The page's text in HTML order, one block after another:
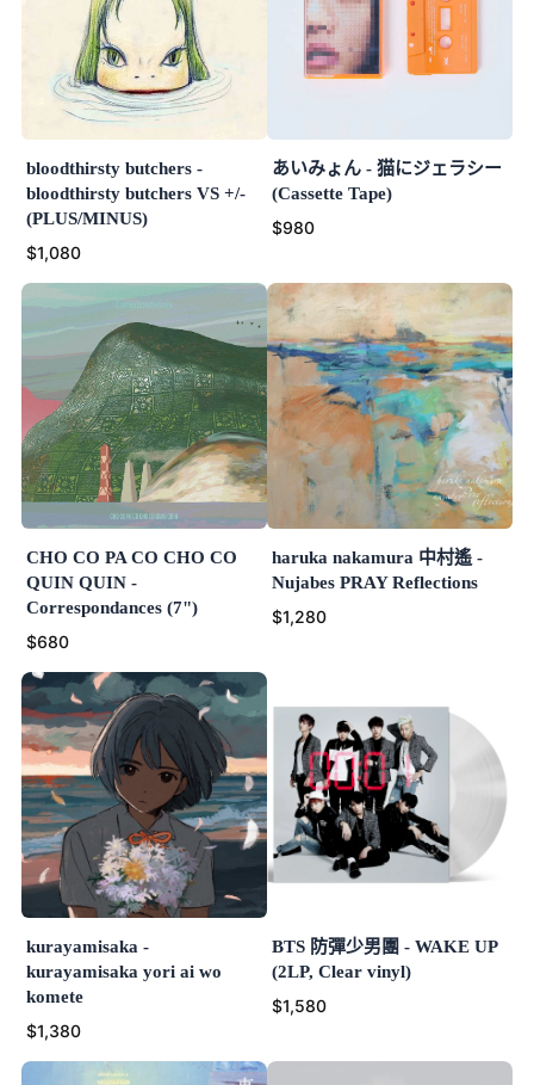
bloodthirsty butchers -
bloodthirsty butchers VS +/-
(PLUS/MINUS)
$1,080
あいみょん - 猫にジェラシー
(Cassette Tape)
$980
CHO CO PA CO CHO CO
QUIN QUIN -
Correspondances (7")
$680
haruka nakamura 中村遙 -
Nujabes PRAY Reflections
$1,280
kurayamisaka -
kurayamisaka yori ai wo
komete
$1,380
BTS 防彈少男團 - WAKE UP
(2LP, Clear vinyl)
$1,580